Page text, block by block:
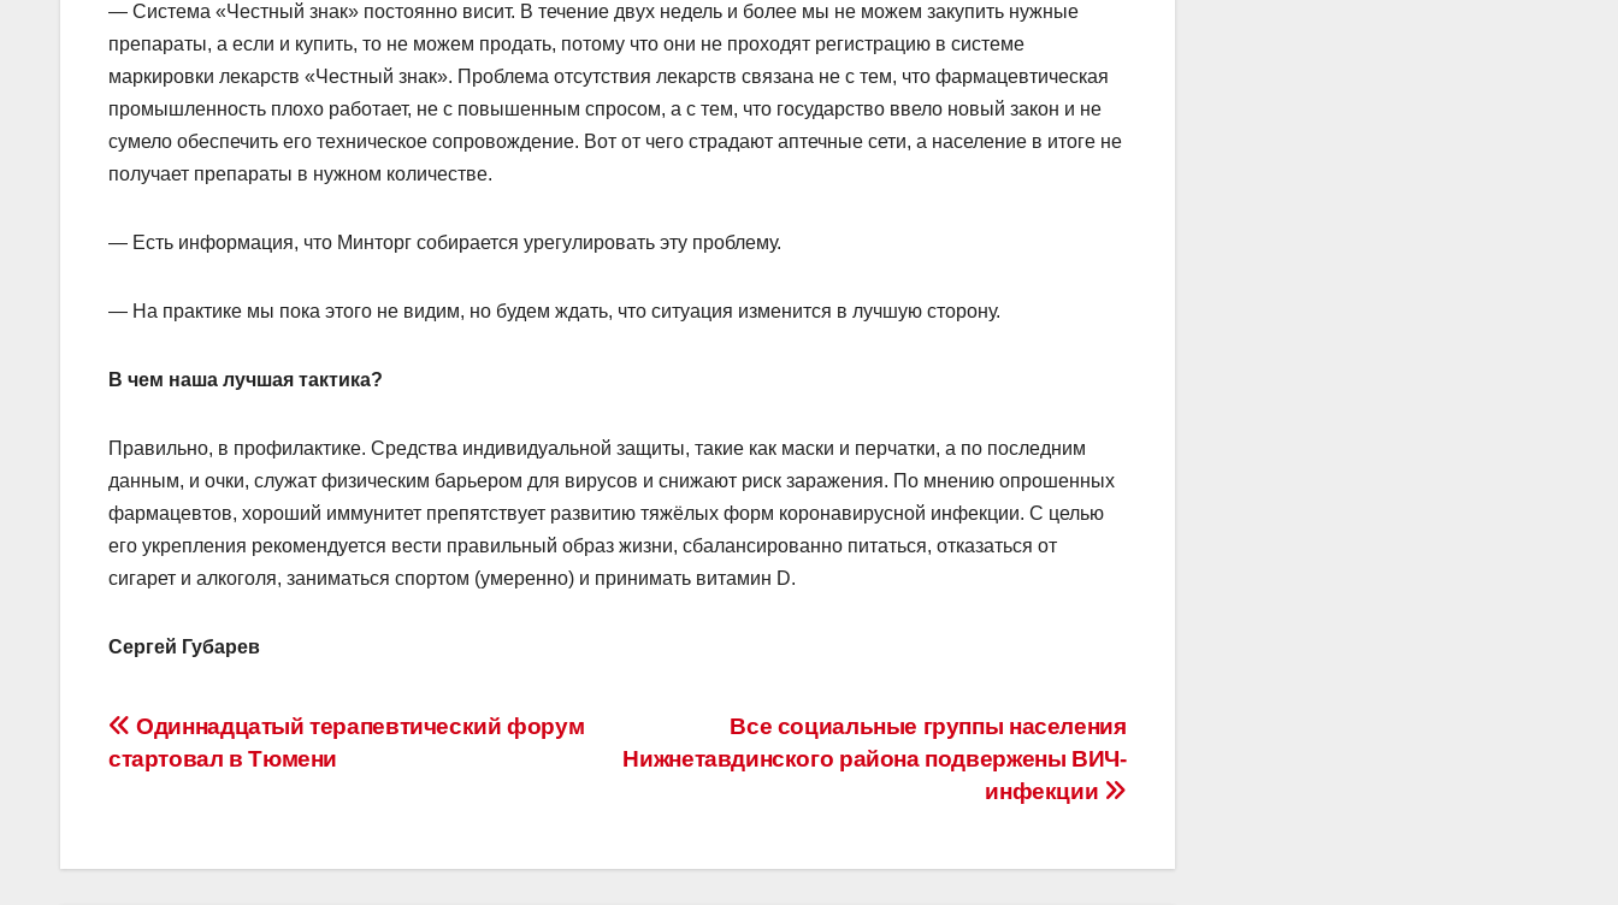
— Система «Честный знак» постоянно висит. В течение двух недель и более мы не можем закупить нужные
препараты, а если и купить, то не можем продать, потому что они не проходят регистрацию в системе
маркировки лекарств «Честный знак». Проблема отсутствия лекарств связана не с тем, что фармацевтическая
промышленность плохо работает, не с повышенным спросом, а с тем, что государство ввело новый закон и не
сумело обеспечить его техническое сопровождение. Вот от чего страдают аптечные сети, а население в итоге не
получает препараты в нужном количестве.
— Есть информация, что Минторг собирается урегулировать эту проблему.
— На практике мы пока этого не видим, но будем ждать, что ситуация изменится в лучшую сторону.
В чем наша лучшая тактика?
Правильно, в профилактике. Средства индивидуальной защиты, такие как маски и перчатки, а по последним
данным, и очки, служат физическим барьером для вирусов и снижают риск заражения. По мнению опрошенных
фармацевтов, хороший иммунитет препятствует развитию тяжёлых форм коронавирусной инфекции. С целью
его укрепления рекомендуется вести правильный образ жизни, сбалансированно питаться, отказаться от
сигарет и алкоголя, заниматься спортом (умеренно) и принимать витамин D.
Сергей Губарев
Навигация
по
Все социальные группы населения
Нижнетавдинского района подвержены ВИЧ-
инфекции
Одиннадцатый терапевтический форум
стартовал в Тюмени